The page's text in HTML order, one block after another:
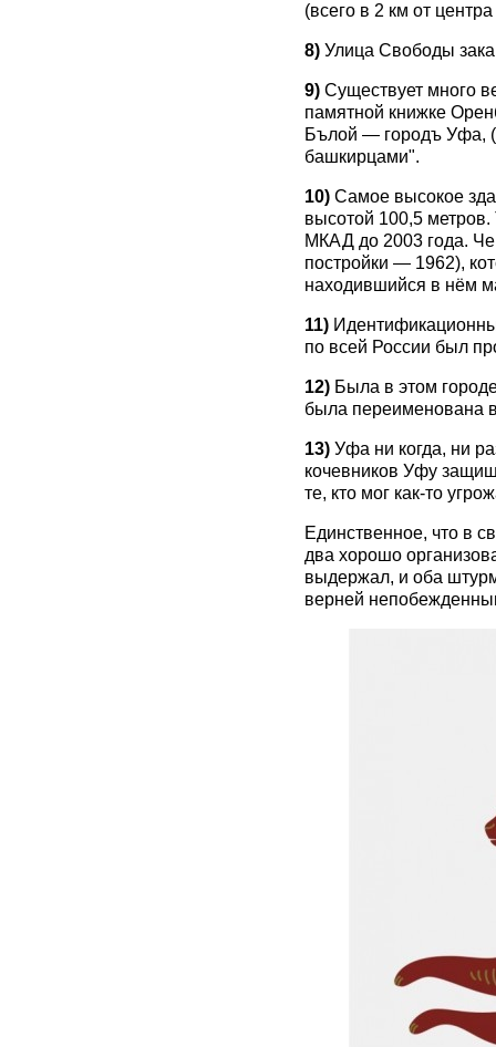
(всего в 2 км от
8) Улица Свободы
9) Существует много
памятной книжке
Бълой — городъ Уфа,
башкирцами".
10) Самое высокое
высотой 100,5
МКАД до 2003 года.
постройки — 1962),
находившийся в нём
11)
по всей России был
12) Была в этом
была переименована
13) Уфа ни когда, ни
кочевников Уфу
те, кто мог как-то
Единственное, что в
два хорошо
выдержал, и оба
верней